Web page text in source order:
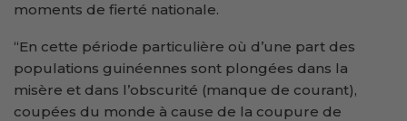
moments de fierté nationale.
“En cette période particulière où d’une part des
populations guinéennes sont plongées dans la
misère et dans l’obscurité (manque de courant),
coupées du monde à cause de la coupure de